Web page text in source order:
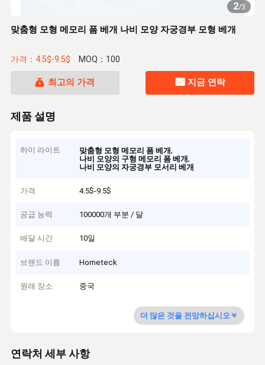
2/3
맞춤형 모형 메모리 폼 베개 나비 모양 자궁경부 모형 베개
가격：4.5$-9.5$ MOQ：100
최고의 가격 지금 연락
제품 설명
하이 라이트 맞춤형 모형 메모리 폼 베개,
나비 모양의 구형 메모리 폼 베개,
나비 모양의 자궁경부 모서리 베개
가격 4.5$-9.5$
공급 능력 100000개 부분 / 달
배달 시간 10일
브랜드 이름 Hometeck
원래 장소 중국
더 많은 것을 전망하십시오
연락처 세부 사항